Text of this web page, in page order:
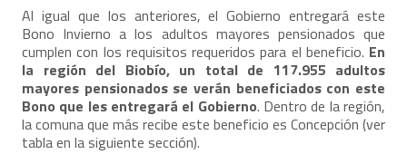
Al igual que los anteriores, el Gobierno entregará este
Bono Invierno a los adultos mayores pensionados que
cumplen con los requisitos requeridos para el beneficio. En
la región del Biobío, un total de 117.955 adultos
mayores pensionados se verán beneficiados con este
Bono que les entregará el Gobierno. Dentro de la región,
la comuna que más recibe este beneficio es Concepción (ver
tabla en la siguiente sección).